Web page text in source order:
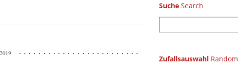
Suche
u
h
Zufallsauswahl